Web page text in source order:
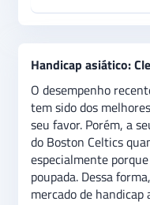
Handicap asiático:
O desempenho
tem sido dos
seu favor. Porém, a
do Boston Celtics
especialmente
poupada. Dessa
mercado de handicap